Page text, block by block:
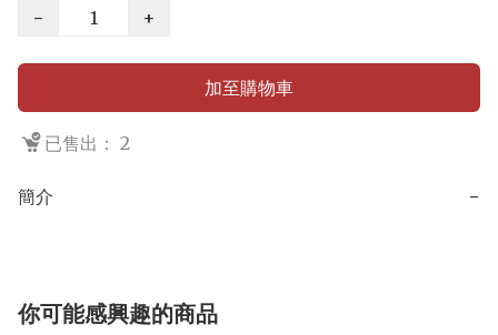
−
+
加至購物車
已售出： 2
簡介 −
你可能感興趣的商品